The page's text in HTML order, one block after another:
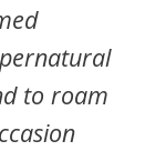
to roam